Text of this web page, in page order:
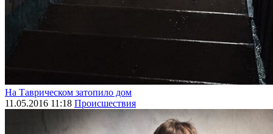
На Таврическом затопило дом
11.05.2016 11:18 Происшествия